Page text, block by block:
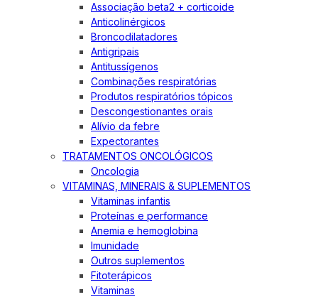
Associação beta2 + corticoide
Anticolinérgicos
Broncodilatadores
Antigripais
Antitussígenos
Combinações respiratórias
Produtos respiratórios tópicos
Descongestionantes orais
Alívio da febre
Expectorantes
TRATAMENTOS ONCOLÓGICOS
Oncologia
VITAMINAS, MINERAIS & SUPLEMENTOS
Vitaminas infantis
Proteínas e performance
Anemia e hemoglobina
Imunidade
Outros suplementos
Fitoterápicos
Vitaminas